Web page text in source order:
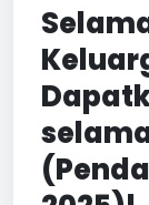
selama